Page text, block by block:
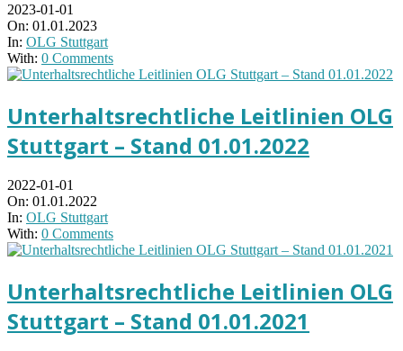
2023-01-01
On: 01.01.2023
In: OLG Stuttgart
With: 0 Comments
Unterhaltsrechtliche Leitlinien OLG
Stuttgart – Stand 01.01.2022
2022-01-01
On: 01.01.2022
In: OLG Stuttgart
With: 0 Comments
Unterhaltsrechtliche Leitlinien OLG
Stuttgart – Stand 01.01.2021